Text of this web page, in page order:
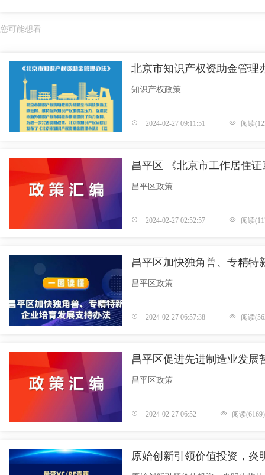
您可能想看
北京市知识产权资助金管理
知识产权政策
2024-02-27 09:11:51 阅读
昌平区 《北京市工作居住
昌平区政策
2024-02-27 02:52:57 阅读
昌平区加快独角兽、专精特
昌平区政策
2024-02-27 06:57:38 阅读
昌平区促进先进制造业发展
昌平区政策
2024-02-27 06:52 阅读(6169)
原始创新引领价值投资，炎